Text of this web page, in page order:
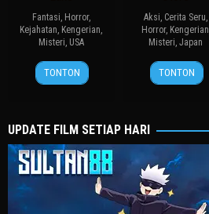
Fantasi, Horror,
Kejahatan, Kengerian,
Misteri, USA
27
Feb
Thomas
Walton
TONTON
Aksi, Cerita Seru,
Horror, Kengerian
Misteri,Japan
20
Feb
永
江
TONTON
UPDATE FILM SETIAP HARI